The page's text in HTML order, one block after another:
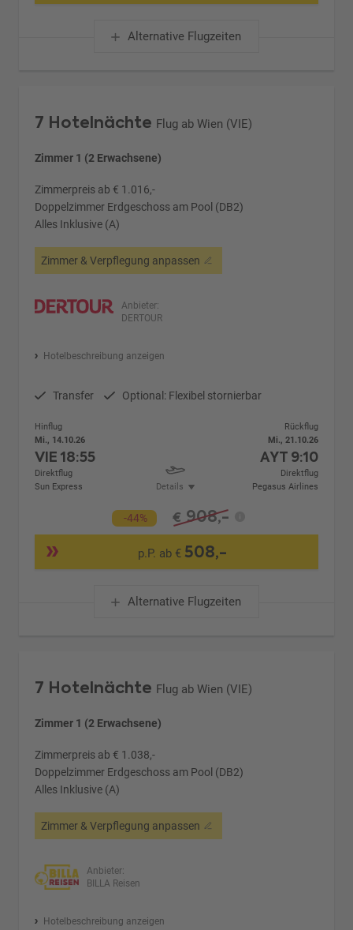
Alternative Flugzeiten
7 Hotelnächte Flug ab Wien (VIE)
Zimmer 1 (2 Erwachsene)
Zimmerpreis ab € 1.016,-
Doppelzimmer Erdgeschoss am Pool (DB2)
Alles Inklusive (A)
Zimmer & Verpflegung anpassen
Anbieter:
DERTOUR
Hotelbeschreibung anzeigen
Transfer Optional: Flexibel stornierbar
Hinflug
Mi., 14.10.26
VIE18:55
Direktflug
Sun Express
Details
Rückflug
Mi., 21.10.26
AYT 9:10
Direktflug
Pegasus Airlines
-44% € 908,-
p.P. ab € 508,-
Alternative Flugzeiten
7 Hotelnächte Flug ab Wien (VIE)
Zimmer 1 (2 Erwachsene)
Zimmerpreis ab € 1.038,-
Doppelzimmer Erdgeschoss am Pool (DB2)
Alles Inklusive (A)
Zimmer & Verpflegung anpassen
Anbieter:
BILLA Reisen
Hotelbeschreibung anzeigen